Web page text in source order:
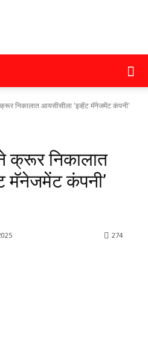
क्राइम
महाराष्ट्र
निकालात आयसीसीला 'इव्हेंट मॅनेजमेंट कंपनी'
क्रूर निकालात
मॅनेजमेंट कंपनी’
274